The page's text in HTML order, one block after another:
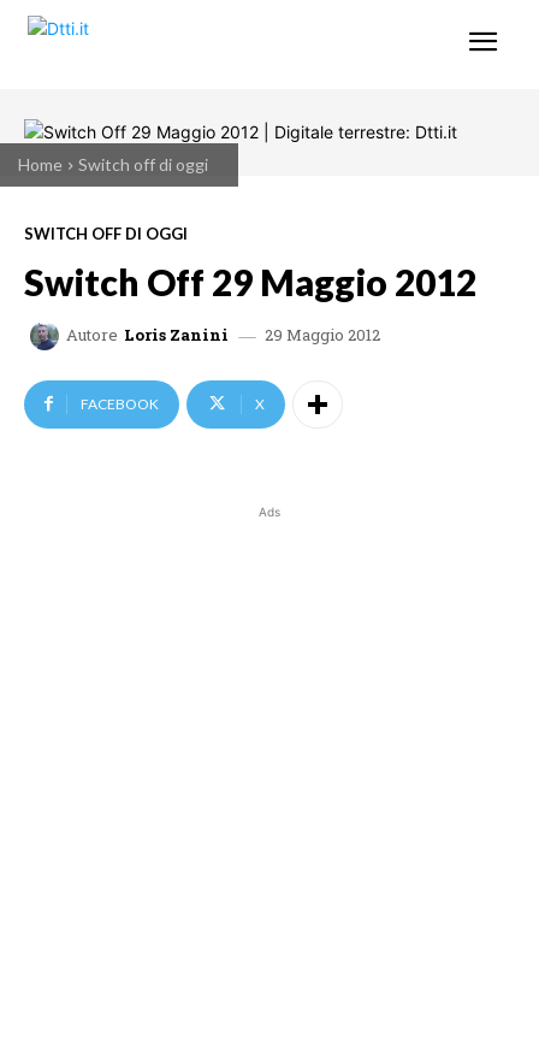
Home Switch off di oggi
SWITCH OFF DI OGGI
Switch Off 29 Maggio 2012
Autore Loris Zanini 29 Maggio 2012
FACEBOOK X
Ads